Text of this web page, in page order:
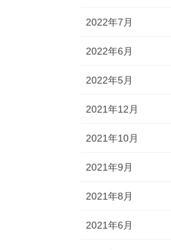
2022年7月
2022年6月
2022年5月
2021年12月
2021年10月
2021年9月
2021年8月
2021年6月